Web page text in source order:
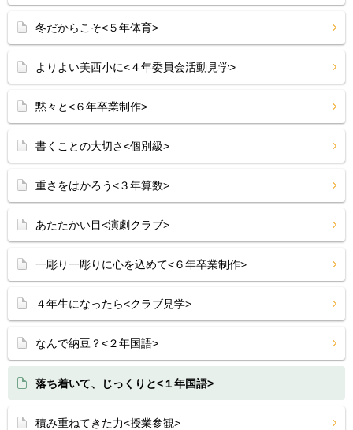
冬だからこそ<５年体育>
よりよい美西小に<４年委員会活動見学>
黙々と<６年卒業制作>
書くことの大切さ<個別級>
重さをはかろう<３年算数>
あたたかい目<演劇クラブ>
一彫り一彫りに心を込めて<６年卒業制作>
４年生になったら<クラブ見学>
なんで納豆？<２年国語>
落ち着いて、じっくりと<１年国語>
積み重ねてきた力<授業参観>